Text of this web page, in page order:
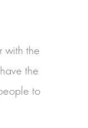
with the
the
to